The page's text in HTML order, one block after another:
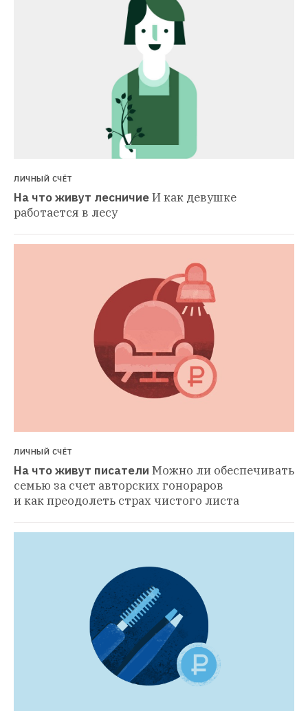
ЛИЧНЫЙ СЧЁТ
На что живут лесничиеИ как девушке
работается в лесу
ЛИЧНЫЙ СЧЁТ
На что живут писатели Можно ли обеспечивать
семью за счет авторских гонораров
и как преодолеть страх чистого листа